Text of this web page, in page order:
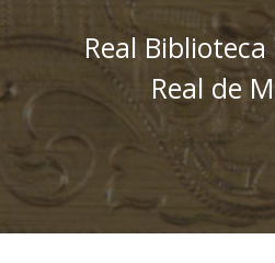
Real
Real de